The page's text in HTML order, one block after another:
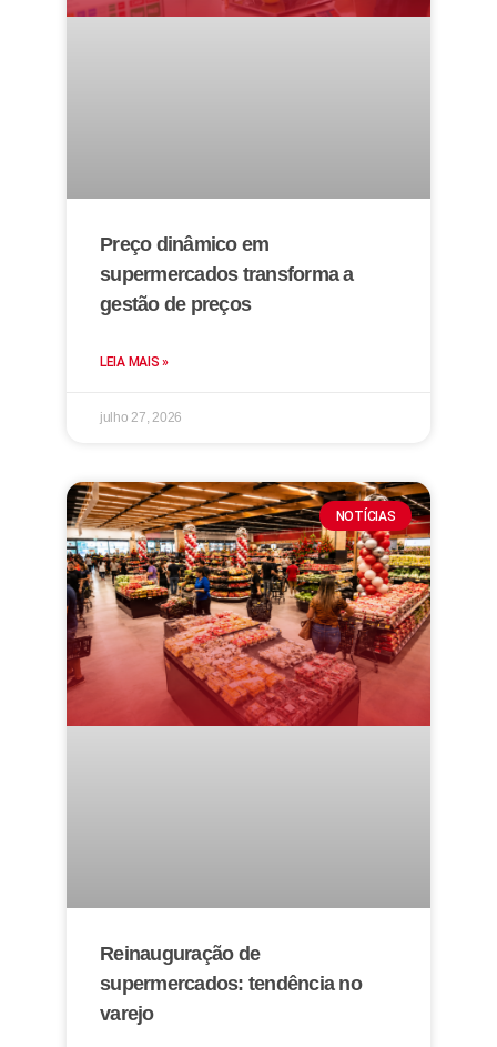
Preço dinâmico em
supermercados transforma a
gestão de preços
LEIA MAIS »
julho 27, 2026
NOTÍCIAS
Reinauguração de
supermercados: tendência no
varejo